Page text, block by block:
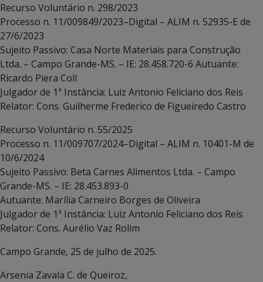
Recurso Voluntário n. 298/2023
Processo n. 11/009849/2023–Digital – ALIM n. 52935-E de
27/6/2023
Sujeito Passivo: Casa Norte Materiais para Construção
Ltda. – Campo Grande-MS. – IE: 28.458.720-6 Autuante:
Ricardo Piera Coll
Julgador de 1ª Instância: Luiz Antonio Feliciano dos Reis
Relator: Cons. Guilherme Frederico de Figueiredo Castro
Recurso Voluntário n. 55/2025
Processo n. 11/009707/2024–Digital – ALIM n. 10401-M de
10/6/2024
Sujeito Passivo: Beta Carnes Alimentos Ltda. – Campo
Grande-MS. – IE: 28.453.893-0
Autuante: Marília Carneiro Borges de Oliveira
Julgador de 1ª Instância: Luiz Antonio Feliciano dos Reis
Relator: Cons. Aurélio Vaz Rolim
Campo Grande, 25 de julho de 2025.
Arsenia Zavala C. de Queiroz,